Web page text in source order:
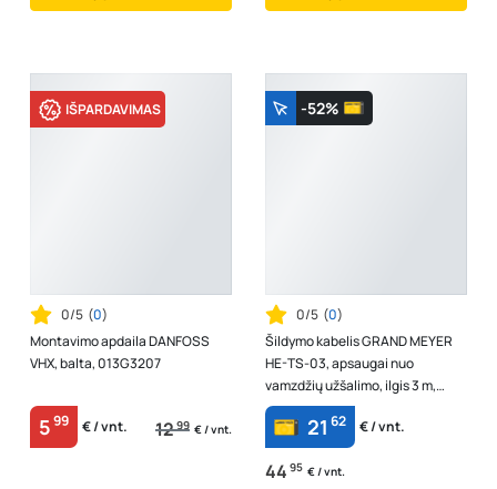
IŠPARDAVIMAS
0/5 (0)
Montavimo apdaila DANFOSS
VHX, balta, 013G3207
599 € / vnt. 1299 € / vnt.
-52%
0/5 (0)
Šildymo kabelis GRAND MEYER
HE-TS-03, apsaugai nuo
vamzdžių užšalimo, ilgis 3 m,
galia 16 W/m, įtampa 230 V, galia
48 W
21 62 € / vnt.
44 95 € / vnt.